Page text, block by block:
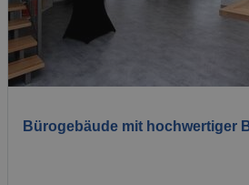
Bürogebäude mit hochwertiger